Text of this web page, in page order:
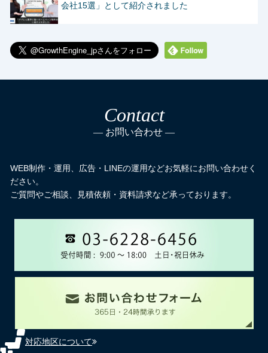
会社15選」として紹介されました
Contact
お問い合わせ
WEB制作・運用、広告・LINEの運用などお気軽にお問い合わせく
ださい。
ご質問やご相談、見積依頼・資料請求など承っております。
対応地区について